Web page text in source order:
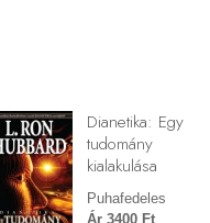
Dianetika: Egy
tudomány
kialakulása
Puhafedeles
Ár 3400 Ft